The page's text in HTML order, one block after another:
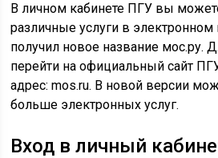
В личном кабинете ПГУ вы
различные услуги в
получил новое название мос.ру.
перейти на официальный сайт
адрес: mos.ru. В новой версии
больше электронных услуг.
Вход в личный